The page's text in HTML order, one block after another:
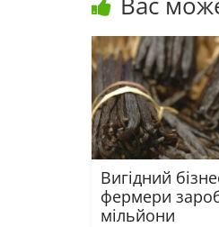
Вигідний
фермери
мільйони